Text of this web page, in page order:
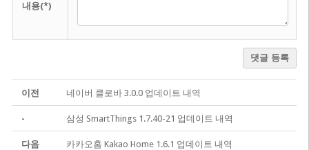
내용(*)
댓글 등록
이전 네이버 클로바 3.0.0 업데이트 내역
- 삼성 SmartThings 1.7.40-21 업데이트 내역
다음 카카오홈 Kakao Home 1.6.1 업데이트 내역